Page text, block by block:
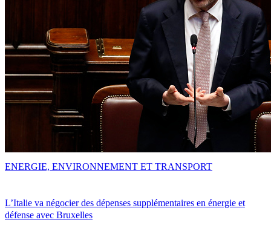
L’Italie va négocier des dépenses supplémentaires en énergie et
défense avec Bruxelles
ENERGIE, ENVIRONNEMENT ET TRANSPORT